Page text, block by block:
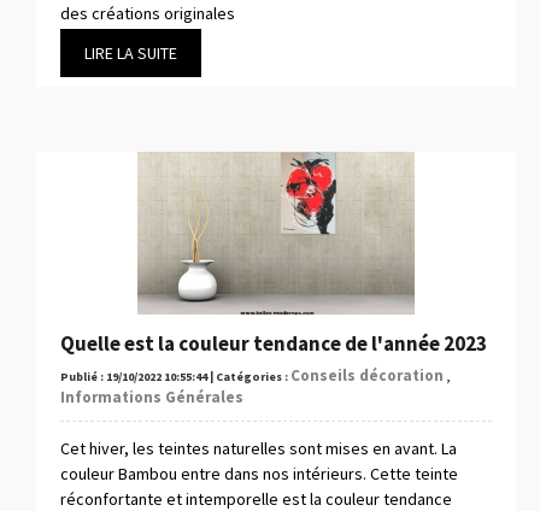
des créations originales
LIRE LA SUITE
Quelle est la couleur tendance de l'année 2023
Publié : 19/10/2022 10:55:44 | Catégories : Conseils décoration ,
Informations Générales
Cet hiver, les teintes naturelles sont mises en avant. La
couleur Bambou entre dans nos intérieurs. Cette teinte
réconfortante et intemporelle est la couleur tendance